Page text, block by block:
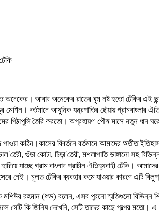
ঢেঁকি ——-
অনেকের। আবার অনেকের রাতের ঘুম নষ্ট হতো ঢেঁকির এই
বর্তমানে আধুনিক যন্ত্রপাতির ছেঁয়ায় গ্রামবাংলার
পিঠাপুলি তৈরি করতো। অগ্রহায়ণ-পৌষ মাসে নতুন
পাওয়া কঠিন।কালের বিবর্তনে বর্তমানে আমাদের অতীত
তৈরী, গুঁড়া কোটা, চিড়া তৈরী, মশলাপাতি ভাঙ্গানো সহ
যাচ্ছে গ্রাম বাংলার প্রাচীন ঐতিহ্যবাহী ঢেঁকি।
নেই। মূলত ঢেঁকির ব্যবহার কমে যাওয়ার কারণে এটি
রহমান (শুভ) বলেন, এসব পুরনো স্মৃতিগুলো বিভিন্ন
সেটি কি জিনিষ দেখেনি, সেটি তাদের কাছে গল্পের মতো।